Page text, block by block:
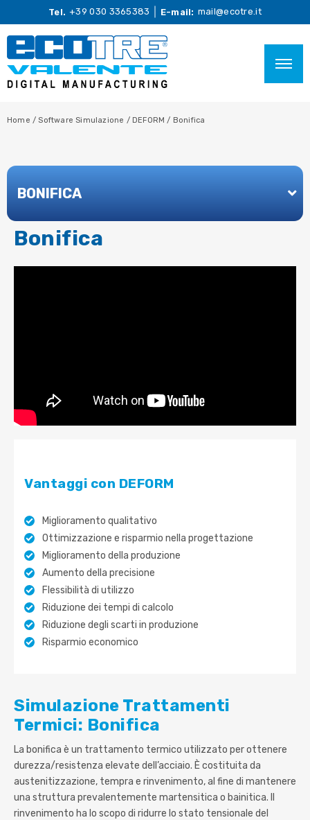
Tel. +39 030 3365383 E-mail: mail@ecotre.it
Home /Software Simulazione / DEFORM / Bonifica
BONIFICA
Bonifica
Vantaggi con DEFORM
Miglioramento qualitativo
Ottimizzazione e risparmio nella progettazione
Miglioramento della produzione
Aumento della precisione
Flessibilità di utilizzo
Riduzione dei tempi di calcolo
Riduzione degli scarti in produzione
Risparmio economico
Simulazione Trattamenti
Termici: Bonifica
La bonifica è un trattamento termico utilizzato per ottenere
durezza/resistenza elevate dell’acciaio. È costituita da
austenitizzazione, tempra e rinvenimento, al fine di mantenere
una struttura prevalentemente martensitica o bainitica. Il
rinvenimento ha lo scopo di ridurre lo stato tensionale del